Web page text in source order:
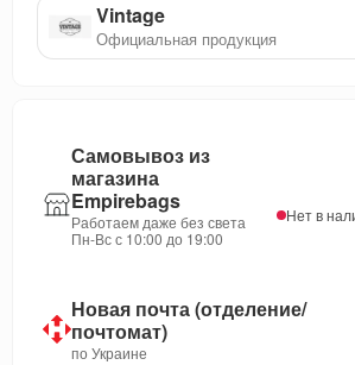
Vintage
Официальная продукция
Самовывоз из
магазина
Empirebags
Работаем даже без света
Пн-Вс с 10:00 до 19:00
Нет в
Новая почта (отделение/
почтомат)
по Украине